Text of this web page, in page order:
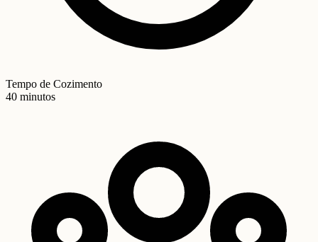
Tempo de Cozimento
40 minutos